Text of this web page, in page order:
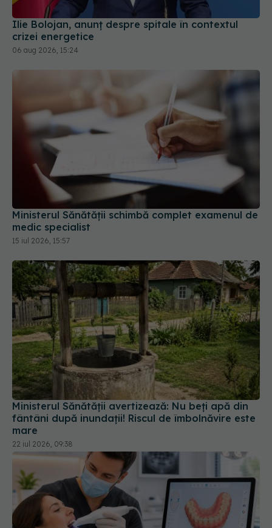
crizei energetice
06 aug 2026, 15:24
Ministerul Sănătății schimbă complet examenul de
medic specialist
15 iul 2026, 15:57
Ministerul Sănătății avertizează: Nu beți apă din
fântâni după inundații! Riscul de îmbolnăvire este
mare
22 iul 2026, 09:38